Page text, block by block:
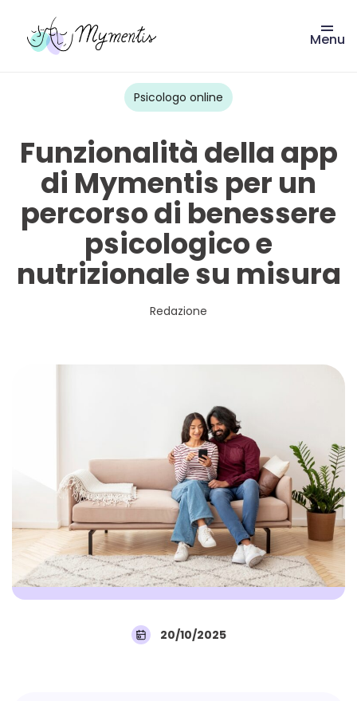
Vai
Menu
Psicologo online
Funzionalità della app
di Mymentis per un
percorso di benessere
psicologico e
nutrizionale su misura
Redazione
20/10/2025